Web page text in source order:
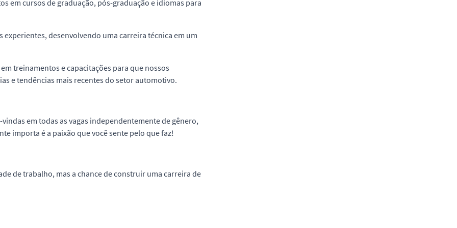
em cursos de graduação, pós-graduação e idiomas para
desenvolvendo uma carreira técnica em um
treinamentos e capacitações para que nossos
e tendências mais recentes do setor automotivo.
em todas as vagas independentemente de gênero,
importa é a paixão que você sente pelo que faz!
de trabalho, mas a chance de construir uma carreira de